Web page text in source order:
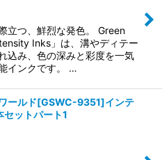
立つ、鮮烈な発色。 Green
Inks」は、溝やディテー
込み、色の深みと彩度を一気
インクです。 …
ールド[GSWC-9351]インテ
セットパート1